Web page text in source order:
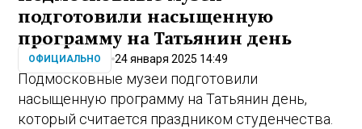
подготовили насыщенную
программу на Татьянин день
ОФИЦИАЛЬНО 24 января 2025 14:49
Подмосковные музеи подготовили
насыщенную программу на Татьянин день,
который считается праздником студенчества.